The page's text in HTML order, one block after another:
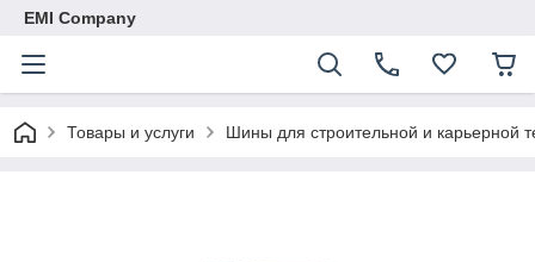
EMI Company
Товары и услуги Шины для строительной и карьерной